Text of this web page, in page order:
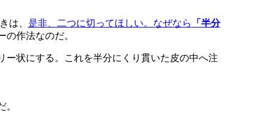
は、 是非、二つに切ってほしい。なぜなら 「半分
作法なのだ。
状にする。これを半分にくり貫いた皮の中へ注